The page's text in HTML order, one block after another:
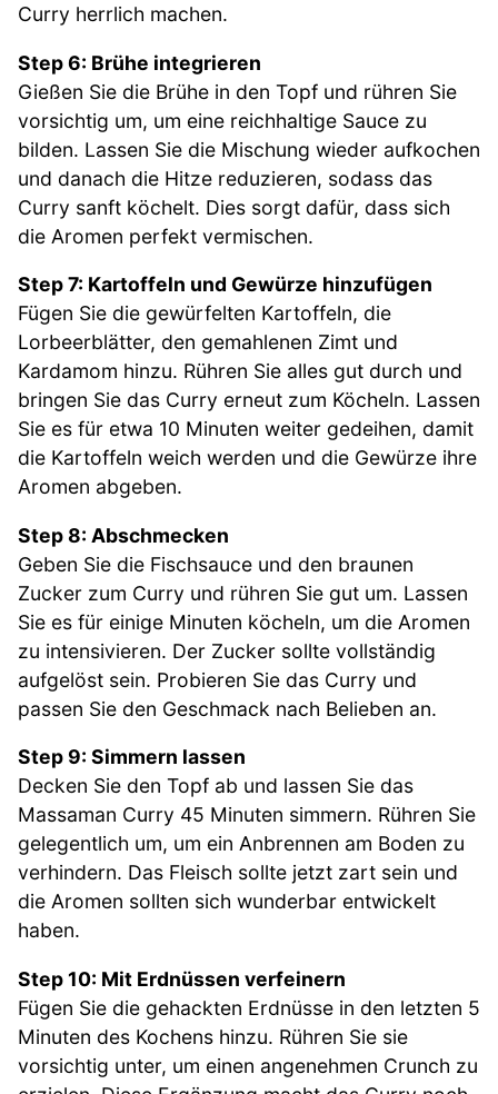
Curry herrlich machen.
Step 6: Brühe integrieren
Gießen Sie die Brühe in den Topf und rühren Sie
vorsichtig um, um eine reichhaltige Sauce zu
bilden. Lassen Sie die Mischung wieder aufkochen
und danach die Hitze reduzieren, sodass das
Curry sanft köchelt. Dies sorgt dafür, dass sich
die Aromen perfekt vermischen.
Step 7: Kartoffeln und Gewürze hinzufügen
Fügen Sie die gewürfelten Kartoffeln, die
Lorbeerblätter, den gemahlenen Zimt und
Kardamom hinzu. Rühren Sie alles gut durch und
bringen Sie das Curry erneut zum Köcheln. Lassen
Sie es für etwa 10 Minuten weiter gedeihen, damit
die Kartoffeln weich werden und die Gewürze ihre
Aromen abgeben.
Step 8: Abschmecken
Geben Sie die Fischsauce und den braunen
Zucker zum Curry und rühren Sie gut um. Lassen
Sie es für einige Minuten köcheln, um die Aromen
zu intensivieren. Der Zucker sollte vollständig
aufgelöst sein. Probieren Sie das Curry und
passen Sie den Geschmack nach Belieben an.
Step 9: Simmern lassen
Decken Sie den Topf ab und lassen Sie das
Massaman Curry 45 Minuten simmern. Rühren Sie
gelegentlich um, um ein Anbrennen am Boden zu
verhindern. Das Fleisch sollte jetzt zart sein und
die Aromen sollten sich wunderbar entwickelt
haben.
Step 10: Mit Erdnüssen verfeinern
Fügen Sie die gehackten Erdnüsse in den letzten 5
Minuten des Kochens hinzu. Rühren Sie sie
vorsichtig unter, um einen angenehmen Crunch zu